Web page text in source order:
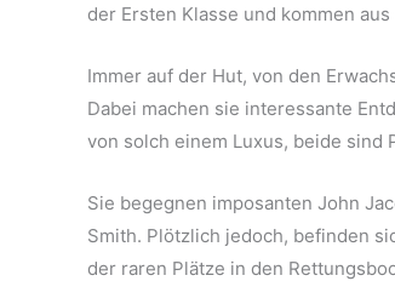
der Ersten Klasse und kommen
Immer auf der Hut, von den
Dabei machen sie interessante
von solch einem Luxus, beide sind
Sie begegnen imposanten John
Smith. Plötzlich jedoch, befinden
der raren Plätze in den